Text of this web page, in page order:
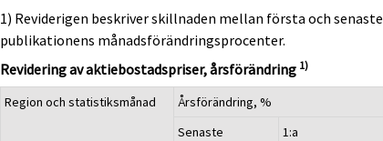
1) Reviderigen beskriver skillnaden mellan första och senaste
publikationens månadsförändringsprocenter.
Revidering av aktiebostadspriser, årsförändring 1)
Region och statistiksmånad Årsförändring, %
Senaste
1:a